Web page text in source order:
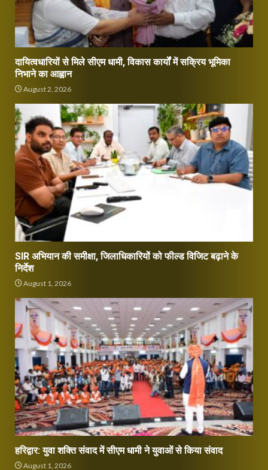
दायित्वधारियों से मिले सीएम धामी, विकास कार्यों में सक्रिय भूमिका
निभाने का आह्वान
August 2, 2026
SIR अभियान की समीक्षा, जिलाधिकारियों को फील्ड विजिट बढ़ाने के
निर्देश
August 1, 2026
हरिद्वार: युवा शक्ति संवाद में सीएम धामी ने युवाओं से किया संवाद
August 1, 2026